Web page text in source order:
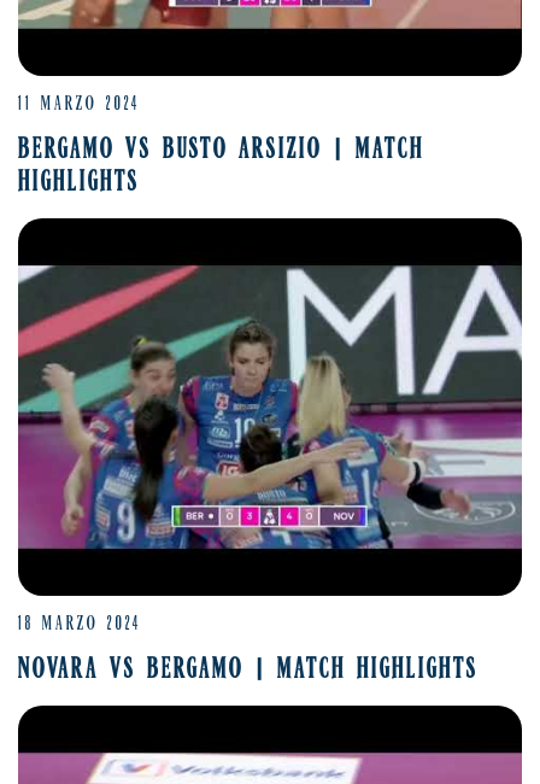
11 MARZO 2024
BERGAMO VS BUSTO ARSIZIO | MATCH
HIGHLIGHTS
18 MARZO 2024
NOVARA VS BERGAMO | MATCH HIGHLIGHTS